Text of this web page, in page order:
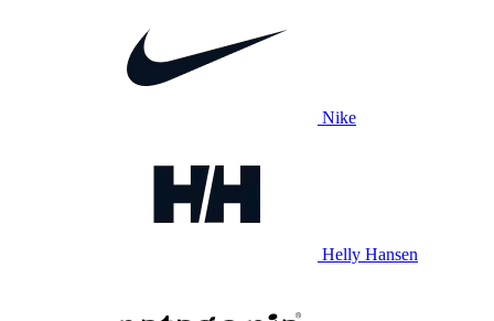
Nike
Helly Hansen